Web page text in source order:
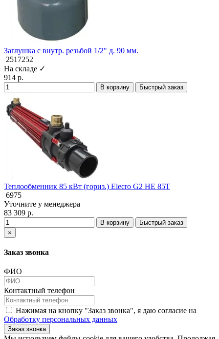
Заглушка с внутр. резьбой 1/2" д. 90 мм.
2517252
На складе ✓
914 р.
В корзину Быстрый заказ
Теплообменник 85 кВт (гориз.) Elecro G2 HE 85T
6975
Уточните у менеджера
83 309 р.
В корзину
Быстрый заказ
×
Заказ звонка
ФИО
Контактный телефон
Нажимая на кнопку "Заказ звонка", я даю согласие на
Обработку персональных данных
Заказ звонка